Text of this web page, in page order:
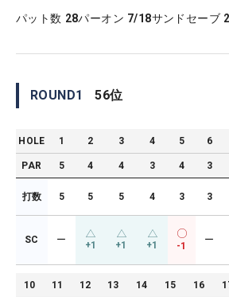
パット数 28パーオン 7/18サンドセーブ
ROUND1 56位
HOLE 1 2 3 4 5 6
PAR 5 4 4 3 4 3
打数 5 5 5 4 3 3
SC ー +1 +1 +1 -1
ー
10 11 12 13 14 15 16